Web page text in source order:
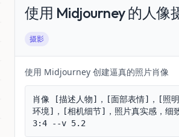
使用 Midjourney 的人像
摄影
使用 Midjourney 创建逼真的照片肖像
肖像 [描述人物]，[面部表情]，[照
环境]，[相机细节]，照片真实感，
3:4 --v 5.2